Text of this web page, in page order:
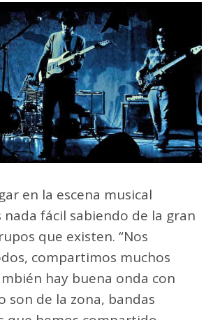
en la escena musical
nada fácil sabiendo de la gran
que existen. “Nos
compartimos muchos
hay buena onda con
son de la zona, bandas